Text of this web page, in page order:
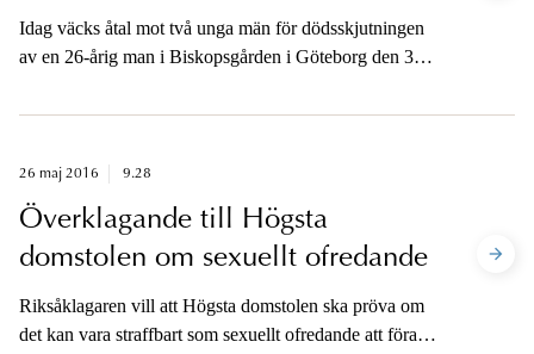
Idag väcks åtal mot två unga män för dödsskjutningen
av en 26-årig man i Biskopsgården i Göteborg den 30
han var på väg till fotbollsträning.
26 maj 2016 9.28
Överklagande till Högsta
domstolen om sexuellt ofredande
Riksåklagaren vill att Högsta domstolen ska pröva om
det kan vara straffbart som sexuellt ofredande att föra in